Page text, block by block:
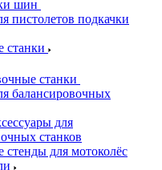
шин
пистолетов подкачки
станки
станки
балансировочных
для
станков
стенды для мотоколёс